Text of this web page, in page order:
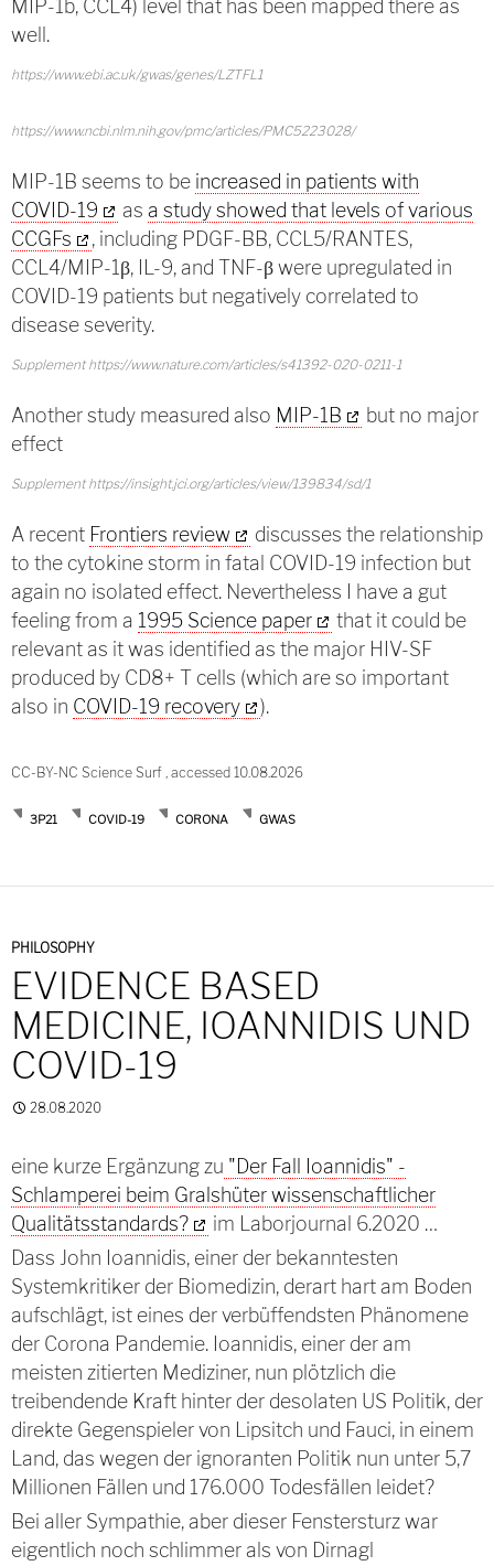
MIP-1b, CCL4) level that has been mapped there as
well.
https://www.ebi.ac.uk/gwas/genes/LZTFL1
https://www.ncbi.nlm.nih.gov/pmc/articles/PMC5223028/
MIP-1B seems to be increased in patients with
COVID-19
as a study showed that levels of various
CCGFs
, including PDGF-BB, CCL5/RANTES,
CCL4/MIP-1β, IL-9, and TNF-β were upregulated in
COVID-19 patients but negatively correlated to
disease severity.
Supplement https://www.nature.com/articles/s41392-020-0211-1
Another study measured also MIP-1B
but no major
effect
Supplement https://insight.jci.org/articles/view/139834/sd/1
A recent Frontiers review
discusses the relationship
to the cytokine storm in fatal COVID-19 infection but
again no isolated effect. Nevertheless I have a gut
feeling from a 1995 Science paper
that it could be
relevant as it was identified as the major HIV-SF
produced by CD8+ T cells (which are so important
also in COVID-19 recovery ).
CC-BY-NC Science Surf , accessed 10.08.2026
3P21 COVID-19 CORONA GWAS
PHILOSOPHY
EVIDENCE BASED
MEDICINE, IOANNIDIS UND
COVID-19
28.08.2020
eine kurze Ergänzung zu "Der Fall Ioannidis" -
Schlamperei beim Gralshüter wissenschaftlicher
Qualitätsstandards?
im Laborjournal 6.2020 …
Dass John Ioannidis, einer der bekanntesten
Systemkritiker der Biomedizin, derart hart am Boden
aufschlägt, ist eines der verbüffendsten Phänomene
der Corona Pandemie. Ioannidis, einer der am
meisten zitierten Mediziner, nun plötzlich die
treibendende Kraft hinter der desolaten US Politik, der
direkte Gegenspieler von Lipsitch und Fauci, in einem
Land, das wegen der ignoranten Politik nun unter 5,7
Millionen Fällen und 176.000 Todesfällen leidet?
Bei aller Sympathie, aber dieser Fenstersturz war
eigentlich noch schlimmer als von Dirnagl